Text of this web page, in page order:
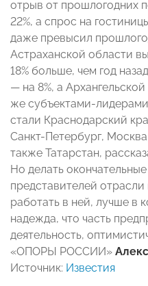
отрыв от прошлогодних
22%, а спрос на
даже превысил
Астраханской области
18% больше, чем год
— на 8%, а
же субъектами-
стали Краснодарский
Санкт-Петербург,
также Татарстан,
Но делать
представителей
работать в ней, лучше в
надежда, что часть
деятельность,
«ОПОРЫ РОССИИ»
Источник: Известия